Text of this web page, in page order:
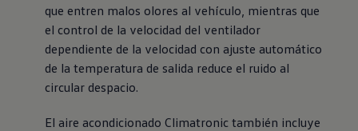
que entren malos olores al vehículo, mientras que
el control de la velocidad del ventilador
dependiente de la velocidad con ajuste automático
de la temperatura de salida reduce el ruido al
circular despacio.
El aire acondicionado Climatronic también incluye